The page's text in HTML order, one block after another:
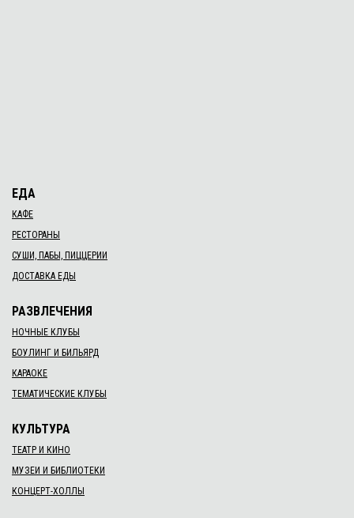
ЕДА
КАФЕ
РЕСТОРАНЫ
СУШИ, ПАБЫ, ПИЦЦЕРИИ
ДОСТАВКА ЕДЫ
РАЗВЛЕЧЕНИЯ
НОЧНЫЕ КЛУБЫ
БОУЛИНГ И БИЛЬЯРД
КАРАОКЕ
ТЕМАТИЧЕСКИЕ КЛУБЫ
КУЛЬТУРА
ТЕАТР И КИНО
МУЗЕИ И БИБЛИОТЕКИ
КОНЦЕРТ-ХОЛЛЫ